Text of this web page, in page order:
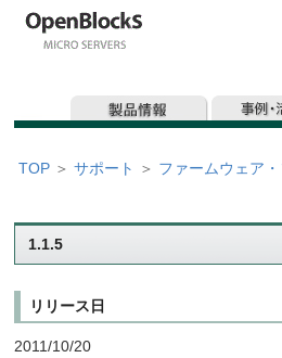
TOP ＞ サポート ＞ ファームウェア
1.1.5
リリース日
2011/10/20